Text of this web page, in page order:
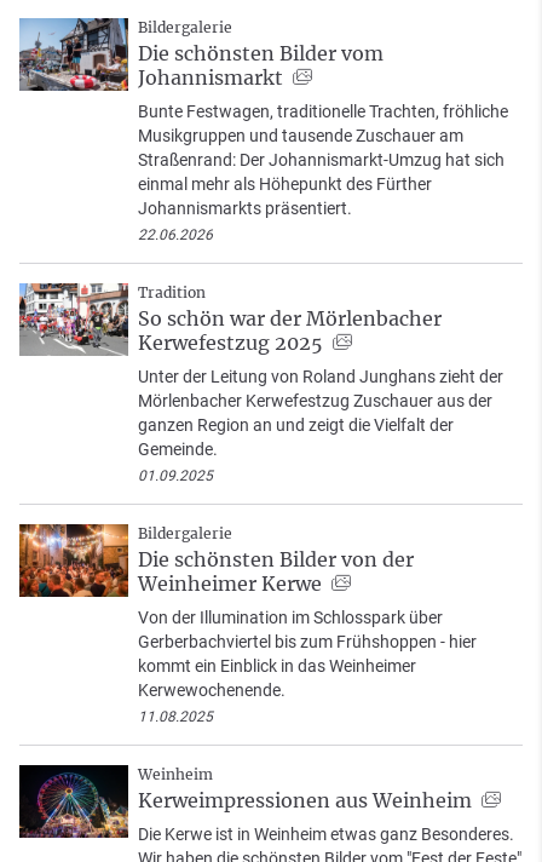
Bildergalerie
Die schönsten Bilder vom
Johannismarkt
Bunte Festwagen, traditionelle Trachten, fröhliche
Musikgruppen und tausende Zuschauer am
Straßenrand: Der Johannismarkt-Umzug hat sich
einmal mehr als Höhepunkt des Fürther
Johannismarkts präsentiert.
22.06.2026
Tradition
So schön war der Mörlenbacher
Kerwefestzug 2025
Unter der Leitung von Roland Junghans zieht der
Mörlenbacher Kerwefestzug Zuschauer aus der
ganzen Region an und zeigt die Vielfalt der
Gemeinde.
01.09.2025
Bildergalerie
Die schönsten Bilder von der
Weinheimer Kerwe
Von der Illumination im Schlosspark über
Gerberbachviertel bis zum Frühshoppen - hier
kommt ein Einblick in das Weinheimer
Kerwewochenende.
11.08.2025
Weinheim
Kerweimpressionen aus Weinheim
Die Kerwe ist in Weinheim etwas ganz Besonderes.
Wir haben die schönsten Bilder vom "Fest der Feste"